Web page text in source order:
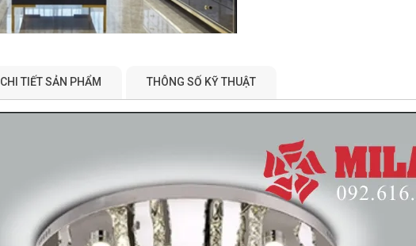
CHI TIẾT SẢN PHẨM THÔNG SỐ KỸ THUẬT